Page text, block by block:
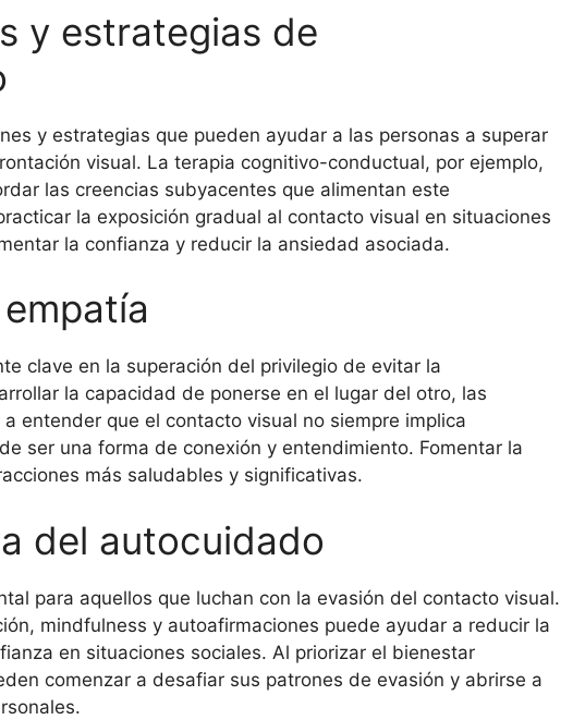
y estrategias de
y estrategias que pueden ayudar a las personas a superar
visual. La terapia cognitivo-conductual, por ejemplo,
las creencias subyacentes que alimentan este
la exposición gradual al contacto visual en situaciones
la confianza y reducir la ansiedad asociada.
clave en la superación del privilegio de evitar la
la capacidad de ponerse en el lugar del otro, las
entender que el contacto visual no siempre implica
ser una forma de conexión y entendimiento. Fomentar la
más saludables y significativas.
del autocuidado
para aquellos que luchan con la evasión del contacto visual.
mindfulness y autoafirmaciones puede ayudar a reducir la
en situaciones sociales. Al priorizar el bienestar
comenzar a desafiar sus patrones de evasión y abrirse a